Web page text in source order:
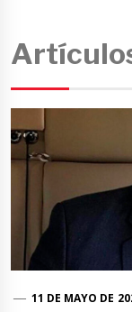
11 DE MAYO DE